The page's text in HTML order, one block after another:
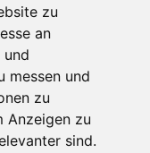
zu
an
und
messen und
zu
Anzeigen zu
sind.